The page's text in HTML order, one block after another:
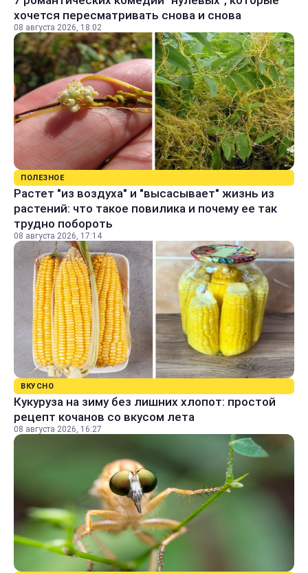
хочется пересматривать снова и снова
08 августа 2026, 18:02
ПОЛЕЗНОЕ
Растет "из воздуха" и "высасывает" жизнь из
растений: что такое повилика и почему ее так
трудно побороть
08 августа 2026, 17:14
ВКУСНО
Кукуруза на зиму без лишних хлопот: простой
рецепт кочанов со вкусом лета
08 августа 2026, 16:27